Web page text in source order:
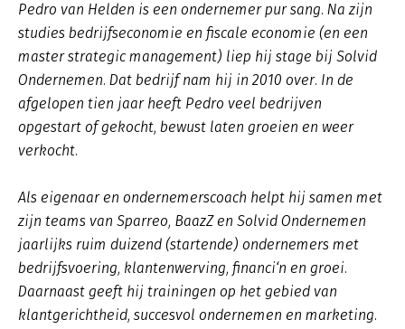
Pedro van Helden is een ondernemer pur sang. Na zijn
studies bedrijfseconomie en fiscale economie (en een
master strategic management) liep hij stage bij Solvid
Ondernemen. Dat bedrijf nam hij in 2010 over. In de
afgelopen tien jaar heeft Pedro veel bedrijven
opgestart of gekocht, bewust laten groeien en weer
verkocht.
Als eigenaar en ondernemerscoach helpt hij samen met
zijn teams van Sparreo, BaazZ en Solvid Ondernemen
jaarlijks ruim duizend (startende) ondernemers met
bedrijfsvoering, klantenwerving, financi‘n en groei.
Daarnaast geeft hij trainingen op het gebied van
klantgerichtheid, succesvol ondernemen en marketing.